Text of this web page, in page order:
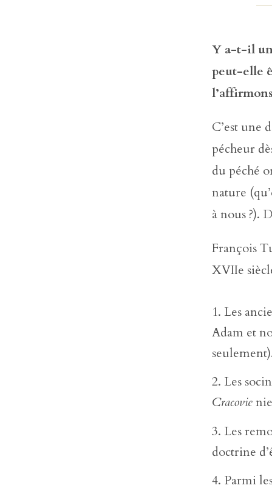
Y a-t-il
peut-elle
C’est une
pécheur
du péché
nature
à nous ?).
François
XVIIe
Les
Adam et
Les
Cracovie
Les
doctrine
Parmi